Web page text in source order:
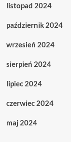
listopad 2024
październik 2024
wrzesień 2024
sierpień 2024
lipiec 2024
czerwiec 2024
maj 2024